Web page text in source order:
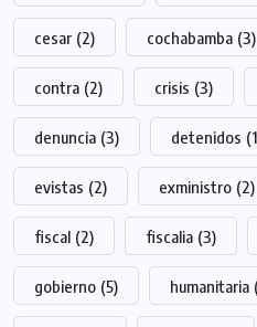
cesar (2) cochabamba (3)
contra (2) crisis (3)
denuncia (3) detenidos
evistas (2) exministro (2)
fiscal (2) fiscalia (3)
gobierno (5) humanitaria